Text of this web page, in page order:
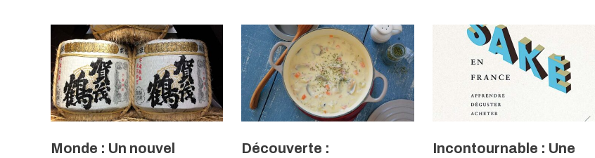
Monde : Un nouvel
Découverte :
Incontournable : Une